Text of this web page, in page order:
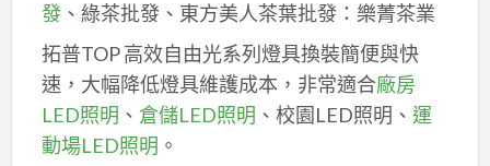
發、綠茶批發、東方美人茶葉批發：樂菁茶業
拓普TOP 高效自由光系列燈具換裝簡便與快
速，大幅降低燈具維護成本，非常適合廠房
LED照明 、 倉儲LED照明 、校園LED照明、 運
動場LED照明 。